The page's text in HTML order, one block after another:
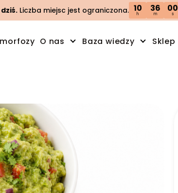
Liczba miejsc jest ograniczona. 10
h
35
m
59
s
O nas Baza wiedzy Sklep